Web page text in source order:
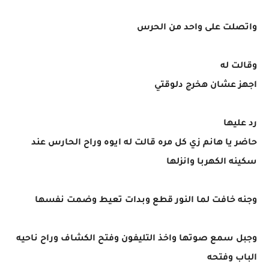
واتصلت على واحد من الحرس
وقالت له
اجهز عشان هخرج دلوقتي
رد عليها
حاضر يا هانم زي كل مره قالت له ايوه وراح الحارس عند
سكينه الكهربا وانزلها
وجنه خافت لما النور قطع وبدات تعيط وضمت نفسها
وجبل سمع صوتها واخذ التليفون وفتح الكشاف وراح ناحيه
الباب وفتحه